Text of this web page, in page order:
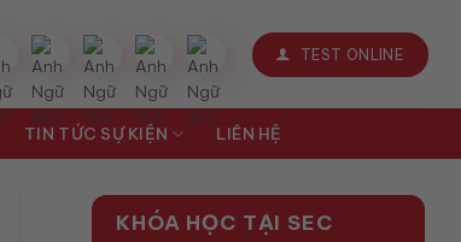
TEST ONLINE
TIN TỨC SỰ KIỆN LIÊN HỆ
KHÓA HỌC TẠI SEC